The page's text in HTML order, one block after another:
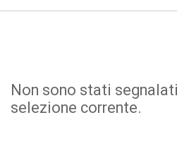
Non sono stati
selezione corrente.